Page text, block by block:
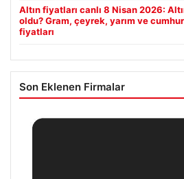
Altın fiyatları canlı 8 Nisan 2026:
oldu? Gram, çeyrek, yarım ve
fiyatları
Son Eklenen Firmalar